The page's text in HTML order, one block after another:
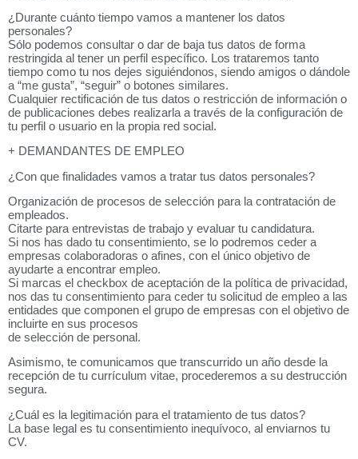
¿Durante cuánto tiempo vamos a mantener los datos
personales?
Sólo podemos consultar o dar de baja tus datos de forma
restringida al tener un perfil específico. Los trataremos tanto
tiempo como tu nos dejes siguiéndonos, siendo amigos o dándole
a “me gusta”, “seguir” o botones similares.
Cualquier rectificación de tus datos o restricción de información o
de publicaciones debes realizarla a través de la configuración de
tu perfil o usuario en la propia red social.
+ DEMANDANTES DE EMPLEO
¿Con que finalidades vamos a tratar tus datos personales?
Organización de procesos de selección para la contratación de
empleados.
Citarte para entrevistas de trabajo y evaluar tu candidatura.
Si nos has dado tu consentimiento, se lo podremos ceder a
empresas colaboradoras o afines, con el único objetivo de
ayudarte a encontrar empleo.
Si marcas el checkbox de aceptación de la política de privacidad,
nos das tu consentimiento para ceder tu solicitud de empleo a las
entidades que componen el grupo de empresas con el objetivo de
incluirte en sus procesos
de selección de personal.
Asimismo, te comunicamos que transcurrido un año desde la
recepción de tu currículum vitae, procederemos a su destrucción
segura.
¿Cuál es la legitimación para el tratamiento de tus datos?
La base legal es tu consentimiento inequívoco, al enviarnos tu
CV.